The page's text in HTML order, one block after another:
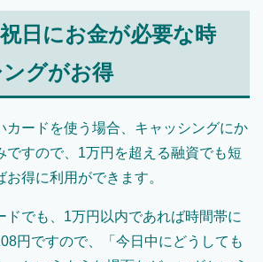
日にお金が必要な時
グがお得
カードを使う場合、キャッシングにか
ですので、1万円を超える融資でも短
得に利用ができます。
ドでも、1万円以内であれば時間帯に
円ですので、「今日中にどうしても